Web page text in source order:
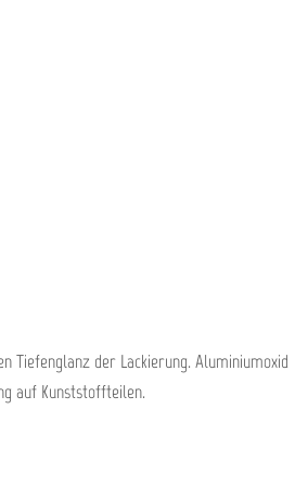
Tiefenglanz der Lackierung. Aluminiumoxid
auf Kunststoffteilen.